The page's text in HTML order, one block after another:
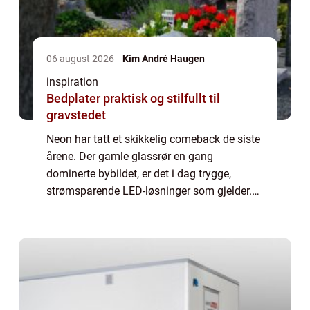
06 august 2026 Kim André Haugen
inspiration
Bedplater praktisk og stilfullt til
gravstedet
Neon har tatt et skikkelig comeback de siste
årene. Der gamle glassrør en gang
dominerte bybildet, er det i dag trygge,
strømsparende LED-løsninger som gjelder.